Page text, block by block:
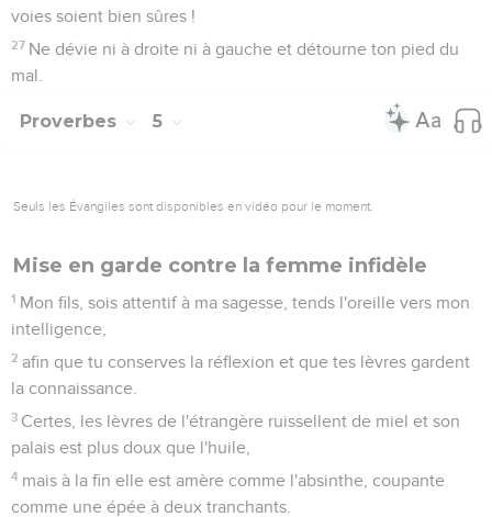
voies soient bien sûres !
27 Ne dévie ni à droite ni à gauche et détourne ton pied du
mal.
Proverbes 5
Seuls les Évangiles sont disponibles en vidéo pour le moment.
Mise en garde contre la femme infidèle
1 Mon fils, sois attentif à ma sagesse, tends l'oreille vers mon
intelligence,
2 afin que tu conserves la réflexion et que tes lèvres gardent
la connaissance.
3 Certes, les lèvres de l'étrangère ruissellent de miel et son
palais est plus doux que l'huile,
4 mais à la fin elle est amère comme l'absinthe, coupante
comme une épée à deux tranchants.